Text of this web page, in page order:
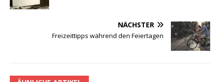
NÄCHSTER
Freizeittipps während den Feiertagen